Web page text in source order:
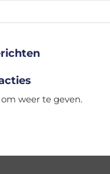
weer te geven.